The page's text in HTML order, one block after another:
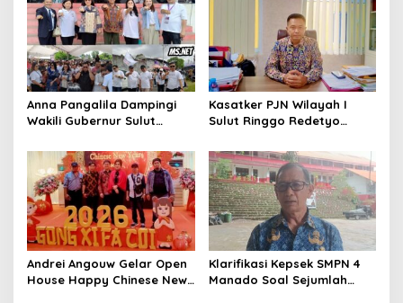
Anna Pangalila Dampingi
Wakili Gubernur Sulut
Sulut–Gorontalo di
Langowan
Kasatker PJN Wilayah I
Sulut Ringgo Redetyo
Jalan Jelang Idul Fitri 2026
Andrei Angouw Gelar Open
House Happy Chinese New
Klarifikasi Kepsek SMPN 4
Manado Soal Sejumlah